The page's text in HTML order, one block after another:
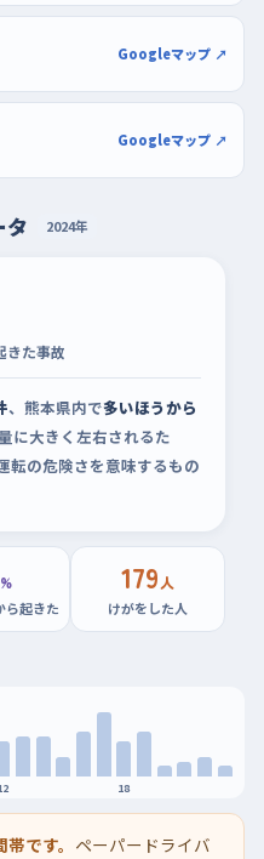
Googleマップ ↗
Googleマップ ↗
タ 2024年
きた事故
、熊本県内で多いほうから
に大きく左右されるた
転の危険さを意味するもの
%
ら起きた
179人
けがをした人
18
です。 ペーパードライバ